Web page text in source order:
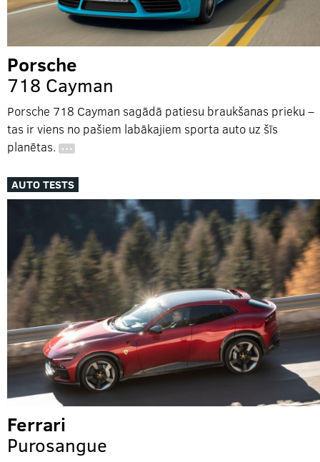
Porsche
718 Cayman
Porsche 718 Cayman sagādā patiesu braukšanas prieku –
tas ir viens no pašiem labākajiem sporta auto uz šīs
planētas. …
AUTO TESTS
Ferrari
Purosangue